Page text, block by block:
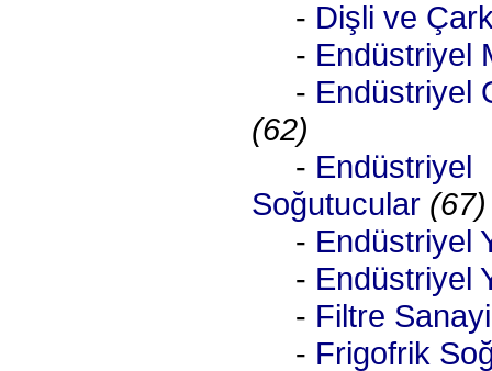
- Dişli ve
- Endüstriyel
- Endüstriyel
(62)
- Endüstriyel
Soğutucular (67)
- Endüstriyel
- Endüstriyel
- Filtre Sanayi
- Frigofrik